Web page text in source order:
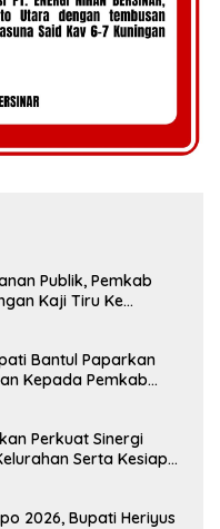
Publik, Pemkab
Kaji Tiru Ke
Bantul Paparkan
Kepada Pemkab
Perkuat Sinergi
Serta Kesiapan
2026, Bupati Heriyus